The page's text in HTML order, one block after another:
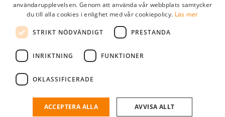
Lösenord
kom ihåg mig
logga in
Kostnadsfri företagsprofil
och söka efter passande kandidater till ditt företag.
användarupplevelsen. Genom att använda vår webbplats samtycker
du till alla cookies i enlighet med vår cookiepolicy. Läs mer
STRIKT NÖDVÄNDIGT PRESTANDA
INRIKTNING FUNKTIONER
OKLASSIFICERADE
ACCEPTERA ALLA AVVISA ALLT